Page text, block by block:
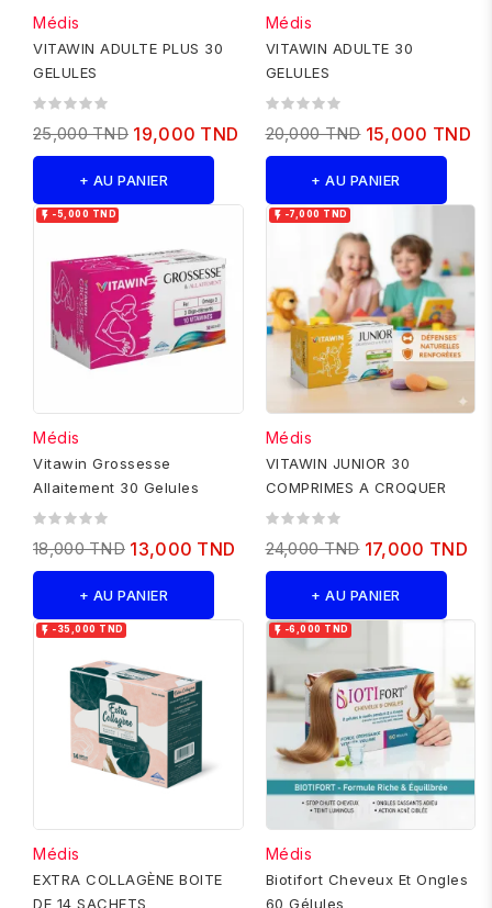
Médis
VITAWIN ADULTE PLUS 30
GELULES
25,000 TND 19,000 TND
+ AU PANIER
Médis
VITAWIN ADULTE 30
GELULES
20,000 TND 15,000 TND
+ AU PANIER
 -5,000 TND
Médis
Vitawin Grossesse
Allaitement 30 Gelules
18,000 TND 13,000 TND
+ AU PANIER
 -7,000 TND
Médis
VITAWIN JUNIOR 30
COMPRIMES A CROQUER
24,000 TND 17,000 TND
+ AU PANIER
 -35,000 TND
Médis
EXTRA COLLAGÈNE BOITE
DE 14 SACHETS
 -6,000 TND
Médis
Biotifort Cheveux Et Ongles
60 Gélules